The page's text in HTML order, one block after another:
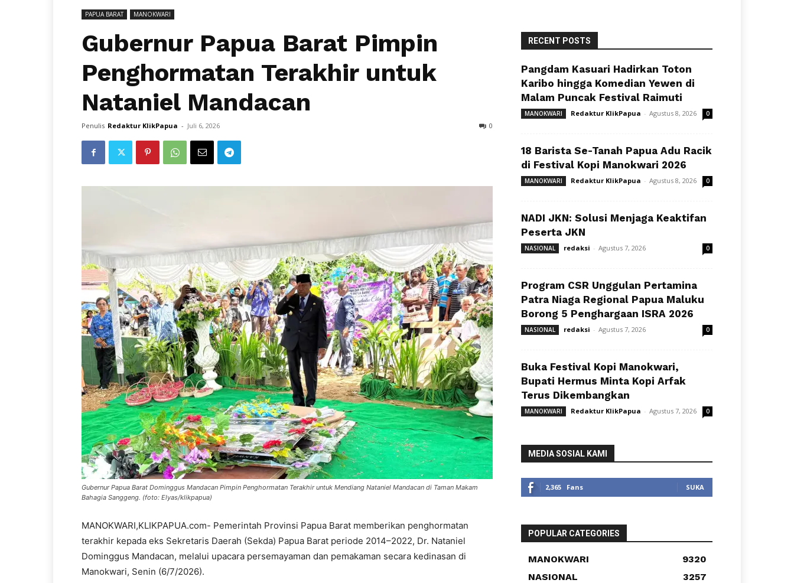
PAPUA BARAT MANOKWARI
Gubernur Papua Barat Pimpin
Penghormatan Terakhir untuk
Nataniel Mandacan
Penulis Redaktur KlikPapua - Juli 6, 2026 0
Gubernur Papua Barat Dominggus Mandacan Pimpin Penghormatan Terakhir untuk Mendiang Nataniel Mandacan di Taman Makam
Bahagia Sanggeng. (foto: Elyas/klikpapua)
MANOKWARI,KLIKPAPUA.com- Pemerintah Provinsi Papua Barat memberikan penghormatan
terakhir kepada eks Sekretaris Daerah (Sekda) Papua Barat periode 2014–2022, Dr. Nataniel
Dominggus Mandacan, melalui upacara persemayaman dan pemakaman secara kedinasan di
Manokwari, Senin (6/7/2026).
RECENT POSTS
Pangdam Kasuari Hadirkan Toton
Karibo hingga Komedian Yewen di
Malam Puncak Festival Raimuti
MANOKWARI Redaktur KlikPapua - Agustus 8, 2026 0
18 Barista Se-Tanah Papua Adu Racik
di Festival Kopi Manokwari 2026
MANOKWARI Redaktur KlikPapua - Agustus 8, 2026 0
NADI JKN: Solusi Menjaga Keaktifan
Peserta JKN
NASIONAL redaksi - Agustus 7, 2026 0
Program CSR Unggulan Pertamina
Patra Niaga Regional Papua Maluku
Borong 5 Penghargaan ISRA 2026
NASIONAL redaksi - Agustus 7, 2026 0
Buka Festival Kopi Manokwari,
Bupati Hermus Minta Kopi Arfak
Terus Dikembangkan
MANOKWARI Redaktur KlikPapua - Agustus 7, 2026 0
MEDIA SOSIAL KAMI
2,365 Fans SUKA
POPULAR CATEGORIES
MANOKWARI
9320
NASIONAL
3257